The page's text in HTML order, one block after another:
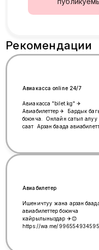
Рекомендации
Авиакасса online 24/7
Авиакасса "bilet.kg" ✈
Авиабилеттер ✈ Бардык
боюнча. Онлайн сатып алуу
саат Арзан баада
обмен бар Суроолор боюнча
Авиабилетер
Ишеничтуу жана арзан
авиабилеттер боюнча
кайрылыныздар ✈️😊
https://wa.me/996554934595